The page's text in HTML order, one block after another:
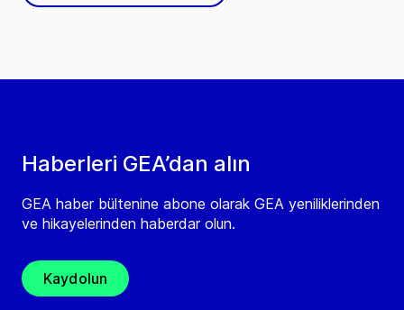
Haberleri GEA’dan alın
GEA haber bültenine abone olarak GEA yeniliklerinden
ve hikayelerinden haberdar olun.
Kaydolun